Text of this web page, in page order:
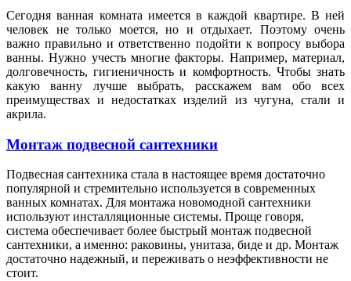
Сегодня ванная комната имеется в каждой квартире. В ней
человек не только моется, но и отдыхает. Поэтому очень
важно правильно и ответственно подойти к вопросу выбора
ванны. Нужно учесть многие факторы. Например, материал,
долговечность, гигиеничность и комфортность. Чтобы знать
какую ванну лучше выбрать, расскажем вам обо всех
преимуществах и недостатках изделий из чугуна, стали и
акрила.
Монтаж подвесной сантехники
Подвесная сантехника стала в настоящее время достаточно
популярной и стремительно используется в современных
ванных комнатах. Для монтажа новомодной сантехники
используют инсталляционные системы. Проще говоря,
система обеспечивает более быстрый монтаж подвесной
сантехники, а именно: раковины, унитаза, биде и др. Монтаж
достаточно надежный, и переживать о неэффективности не
стоит.